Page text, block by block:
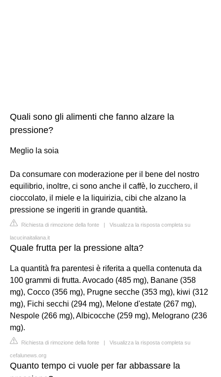
Quali sono gli alimenti che fanno alzare la
pressione?
Meglio la soia
Da consumare con moderazione per il bene del nostro
equilibrio, inoltre, ci sono anche il caffè, lo zucchero, il
cioccolato, il miele e la liquirizia, cibi che alzano la
pressione se ingeriti in grande quantità.
Richiesta di rimozione della fonte | Visualizza la risposta completa su
lacucinaitaliana.it
Quale frutta per la pressione alta?
La quantità fra parentesi è riferita a quella contenuta da
100 grammi di frutta. Avocado (485 mg), Banane (358
mg), Cocco (356 mg), Prugne secche (353 mg), kiwi (312
mg), Fichi secchi (294 mg), Melone d'estate (267 mg),
Nespole (266 mg), Albicocche (259 mg), Melograno (236
mg).
Richiesta di rimozione della fonte | Visualizza la risposta completa su
cefalunews.org
Quanto tempo ci vuole per far abbassare la